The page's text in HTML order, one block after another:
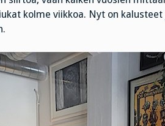
kolme viikkoa. Nyt on